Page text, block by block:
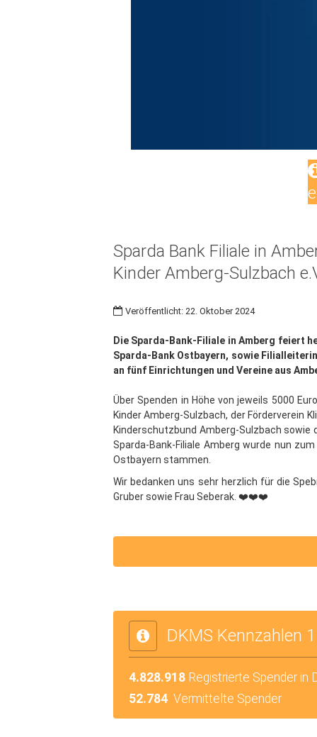
Sparda Bank Filiale in
Kinder Amberg-Sulzbach
Veröffentlicht: 22. Oktober 2024
Die Sparda-Bank-Filiale in Amberg feiert
Sparda-Bank Ostbayern, sowie
an fünf Einrichtungen und Vereine aus
Über Spenden in Höhe von jeweils 5000
Kinder Amberg-Sulzbach, der Förderverein
Kinderschutzbund Amberg-Sulzbach
Sparda-Bank-Filiale Amberg wurde nun
Ostbayern stammen.
Wir bedanken uns sehr herzlich für die
Gruber sowie Frau Seberak. ❤️❤️❤️
DKMS Kennzahlen
4.828.918 Registrierte Spender in
52.784 Vermittelte Spender